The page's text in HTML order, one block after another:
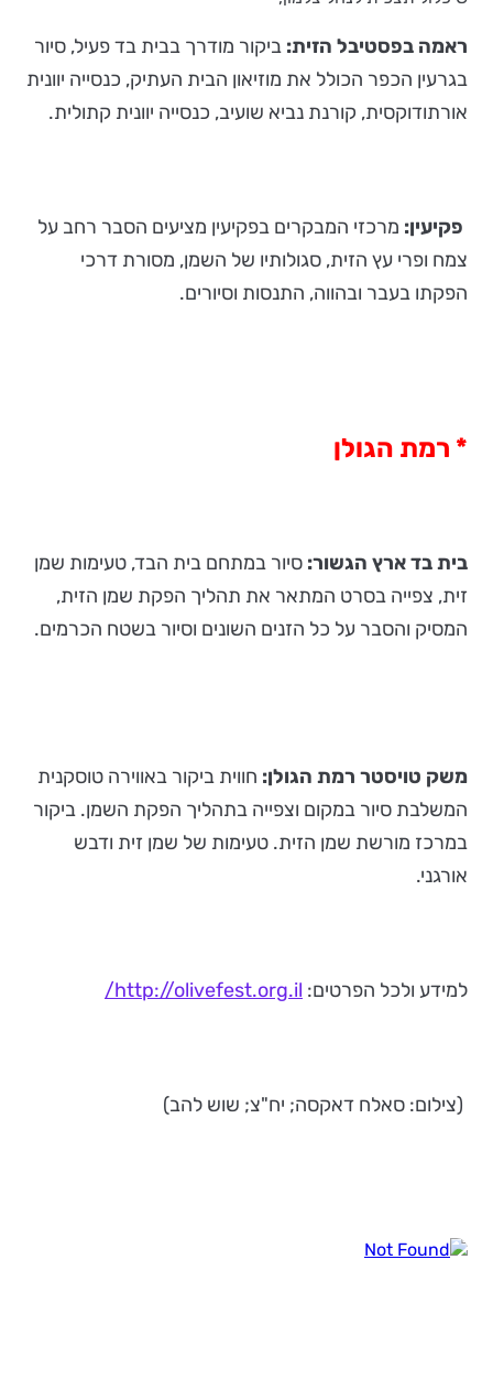
ראמה בפסטיבל הזית: ביקור מודרך בבית בד פעיל, סיור
בגרעין הכפר הכולל את מוזיאון הבית העתיק, כנסייה יוונית
אורתודוקסית, קורנת נביא שועיב, כנסייה יוונית קתולית.
פקיעין: מרכזי המבקרים בפקיעין מציעים הסבר רחב על
צמח ופרי עץ הזית, סגולותיו של השמן, מסורת דרכי
הפקתו בעבר ובהווה, התנסות וסיורים.
* רמת הגולן
בית בד ארץ הגשור: סיור במתחם בית הבד, טעימות שמן
זית, צפייה בסרט המתאר את תהליך הפקת שמן הזית,
המסיק והסבר על כל הזנים השונים וסיור בשטח הכרמים.
משק טויסטר רמת הגולן: חווית ביקור באווירה טוסקנית
המשלבת סיור במקום וצפייה בתהליך הפקת השמן. ביקור
במרכז מורשת שמן הזית. טעימות של שמן זית ודבש
אורגני.
למידע ולכל הפרטים: http://olivefest.org.il/
(צילום: סאלח דאקסה; יח"צ; שוש להב)